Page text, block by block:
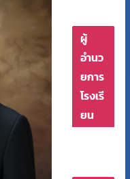
ผู้
อำนว
ยการ
โรงเรี
ยน